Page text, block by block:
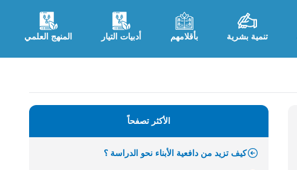
تنمية بشرية بأقلامهم أدبيات التيار المنهج العلمي
الأكثر تصفحاً
كيف تزيد من دافعية الأبناء نحو الدراسة ؟